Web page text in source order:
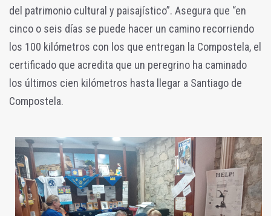
del patrimonio cultural y paisajístico”. Asegura que “en
cinco o seis días se puede hacer un camino recorriendo
los 100 kilómetros con los que entregan la Compostela, el
certificado que acredita que un peregrino ha caminado
los últimos cien kilómetros hasta llegar a Santiago de
Compostela.